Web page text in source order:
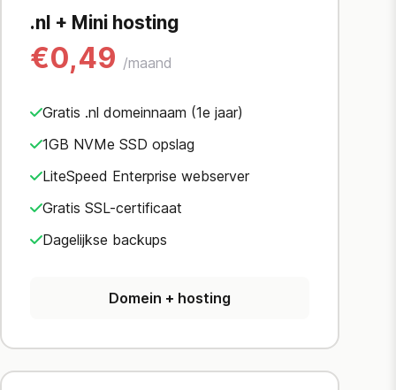
.nl + Mini hosting
€0,49 /maand
Gratis .nl domeinnaam (1e jaar)
1GB NVMe SSD opslag
LiteSpeed Enterprise webserver
Gratis SSL-certificaat
Dagelijkse backups
Domein + hosting